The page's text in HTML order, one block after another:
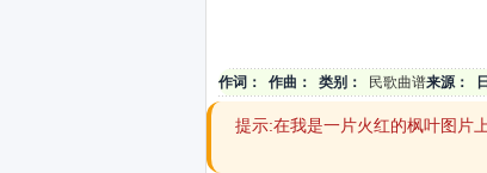
作词： 作曲： 类别： 民歌曲谱来源：
提示:在我是一片火红的枫叶图片